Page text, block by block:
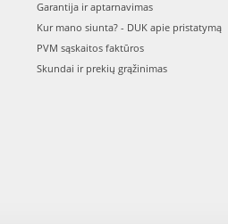
Garantija ir aptarnavimas
Kur mano siunta? - DUK apie pristatymą
PVM sąskaitos faktūros
Skundai ir prekių grąžinimas